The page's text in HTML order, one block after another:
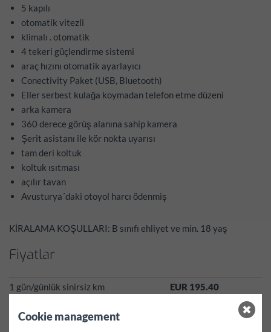
5 kapılı
otomatik vitezli
klimalı . otomatik
4 tekeri güçlendirme sistemi
araç hızını otomatik ayarlayıcı
Conectivity Paket (USB, Bluetooth)
Eller serbest kulağa koymadan telefon etme düzeni
arka kamera
360 derece görüş alanına sahip kamera
Şerit asistanı ile kör nokta uyarısı
tam deri koltuk
koltuk ısıtması
açılır tavan
Avusturya´daki otoyol harcı ödenmiş
KİRALAMA KOŞULLARI: B sınıfı ehliyet ve min. 18 yaş
Fiyatlar
1 gün/günlük sinirsiz km
EUR 195.40
4 hafta 4.000 km dahil
Cookie management